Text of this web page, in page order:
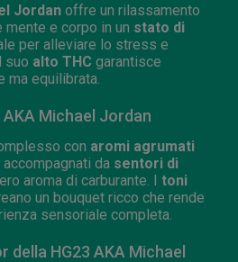
Jordan offre un rilassamento
e corpo in un stato di
per alleviare lo stress e
suo alto THC garantisce
ma equilibrata.
Michael Jordan
con aromi agrumati
da sentori di
aroma di carburante. I toni
un bouquet ricco che rende
sensoriale completa.
della HG23 AKA Michael